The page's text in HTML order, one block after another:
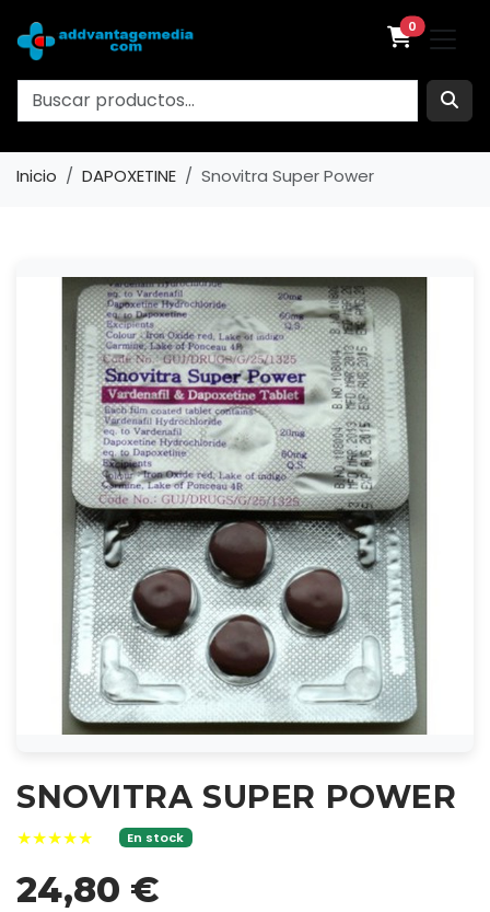
0
Inicio DAPOXETINE Snovitra Super Power
SNOVITRA SUPER POWER
★★★★★ En stock
24,80 €